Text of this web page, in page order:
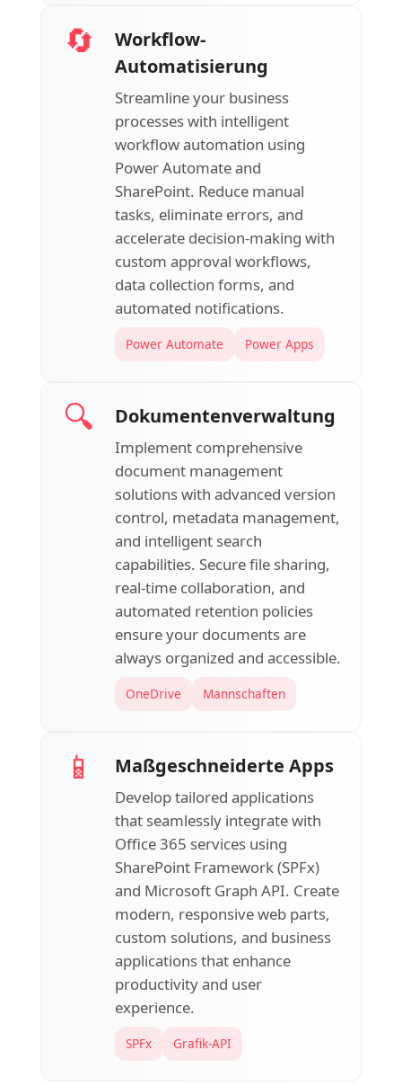
🔄
Workflow-
Automatisierung
Streamline your business
processes with intelligent
workflow automation using
Power Automate and
SharePoint. Reduce manual
tasks, eliminate errors, and
accelerate decision-making with
custom approval workflows,
data collection forms, and
automated notifications.
Power Automate Power Apps
🔍 Dokumentenverwaltung
Implement comprehensive
document management
solutions with advanced version
control, metadata management,
and intelligent search
capabilities. Secure file sharing,
real-time collaboration, and
automated retention policies
ensure your documents are
always organized and accessible.
OneDrive Mannschaften
📱 Maßgeschneiderte Apps
Develop tailored applications
that seamlessly integrate with
Office 365 services using
SharePoint Framework (SPFx)
and Microsoft Graph API. Create
modern, responsive web parts,
custom solutions, and business
applications that enhance
productivity and user
experience.
SPFx Grafik-API